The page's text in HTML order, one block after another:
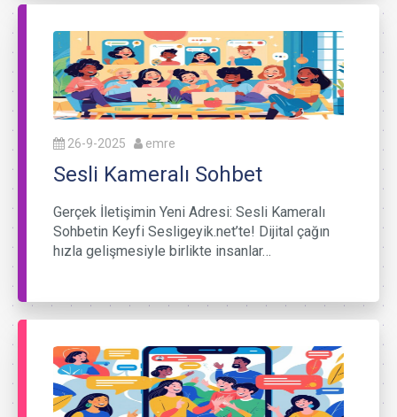
26-9-2025 emre
Sesli Kameralı Sohbet
Gerçek İletişimin Yeni Adresi: Sesli Kameralı
Sohbetin Keyfi Sesligeyik.net’te! Dijital çağın
hızla gelişmesiyle birlikte insanlar…